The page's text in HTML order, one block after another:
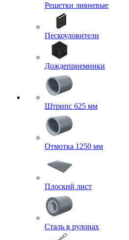
Решетки ливневые
Пескоуловители
Дождеприемники
Штрипс 625 мм
Отмотка 1250 мм
Плоский лист
Сталь в рулонах